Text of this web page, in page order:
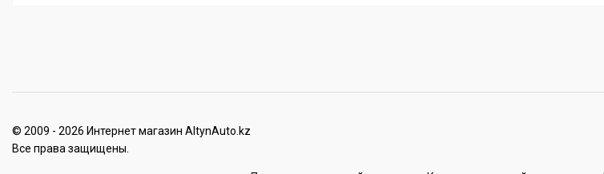
© 2009 - 2026 Интернет магазин AltynAuto.kz
Все права защищены.